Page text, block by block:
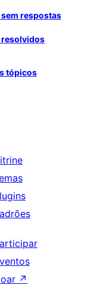
respostas
tópicos
↗